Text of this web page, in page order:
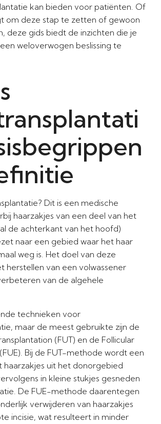
kan bieden voor patiënten. Of
om deze stap te zetten of gewoon
deze gids biedt de inzichten die je
weloverwogen beslissing te
Dit is een medische
haarzakjes van een deel van het
de achterkant van het hoofd)
naar een gebied waar het haar
weg is. Het doel van deze
herstellen van een volwassener
van de algehele
technieken voor
maar de meest gebruikte zijn de
(FUT) en de Follicular
Bij de FUT-methode wordt een
haarzakjes uit het donorgebied
in kleine stukjes gesneden
De FUE-methode daarentegen
verwijderen van haarzakjes
incisie, wat resulteert in minder